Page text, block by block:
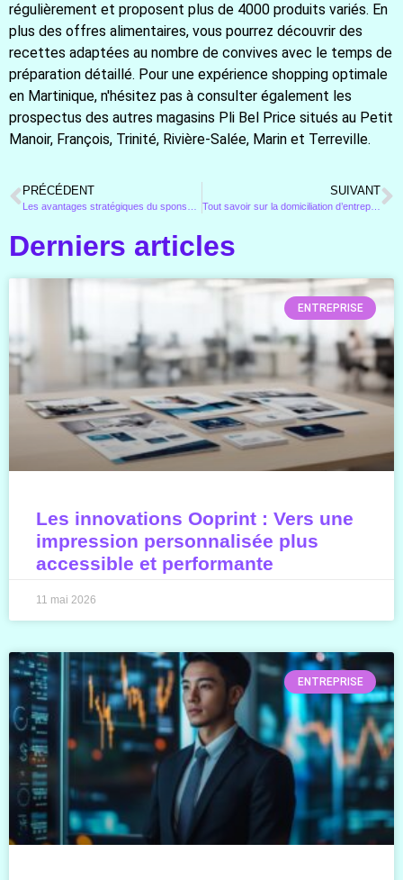
régulièrement et proposent plus de 4000 produits variés. En
plus des offres alimentaires, vous pourrez découvrir des
recettes adaptées au nombre de convives avec le temps de
préparation détaillé. Pour une expérience shopping optimale
en Martinique, n'hésitez pas à consulter également les
prospectus des autres magasins Pli Bel Price situés au Petit
Manoir, François, Trinité, Rivière-Salée, Marin et Terreville.
PRÉCÉDENT SUIVANT
Tout savoir sur la domiciliation d’entreprise et les différentes options disponibles pour les entrepreneurs
Derniers articles
ENTREPRISE
Les innovations Ooprint : Vers une
impression personnalisée plus
accessible et performante
11 mai 2026
ENTREPRISE